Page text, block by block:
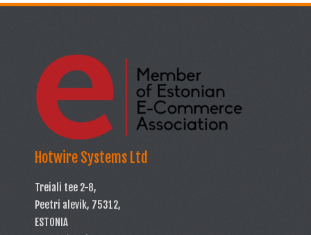
Hotwire Systems Ltd
Treiali tee 2-8,
Peetri alevik, 75312,
ESTONIA